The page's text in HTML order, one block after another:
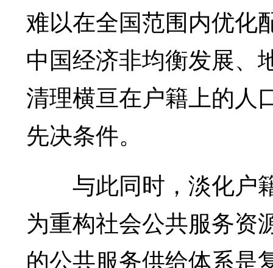
难以在全国范围内优化
中国经济非均衡发展、
清理横亘在户籍上的人
先决条件。
与此同时，淡化户
为重构社会公共服务资
的公共服务供给体系是